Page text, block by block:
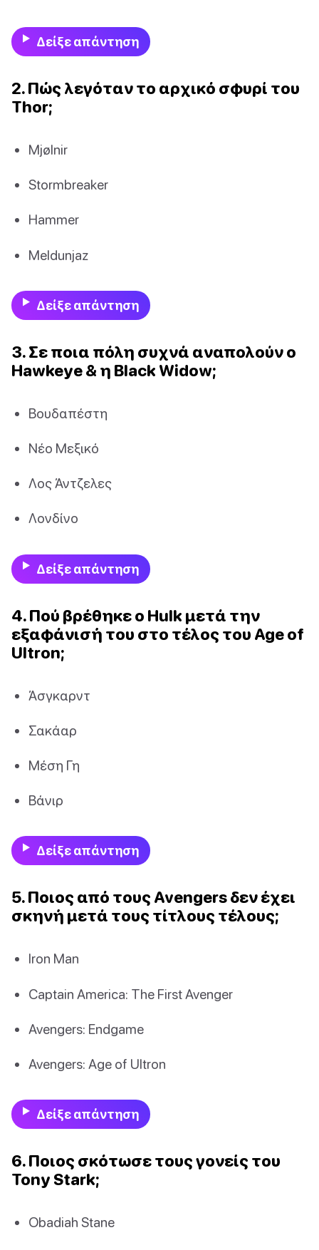
Δείξε απάντηση
2. Πώς λεγόταν το αρχικό σφυρί του
Thor;
Mjølnir
Stormbreaker
Hammer
Meldunjaz
Δείξε απάντηση
3. Σε ποια πόλη συχνά αναπολούν ο
Hawkeye & η Black Widow;
Βουδαπέστη
Νέο Μεξικό
Λος Άντζελες
Λονδίνο
Δείξε απάντηση
4. Πού βρέθηκε ο Hulk μετά την
εξαφάνισή του στο τέλος του Age of
Ultron;
Άσγκαρντ
Σακάαρ
Μέση Γη
Βάνιρ
Δείξε απάντηση
5. Ποιος από τους Avengers δεν έχει
σκηνή μετά τους τίτλους τέλους;
Iron Man
Captain America: The First Avenger
Avengers: Endgame
Avengers: Age of Ultron
Δείξε απάντηση
6. Ποιος σκότωσε τους γονείς του
Tony Stark;
Obadiah Stane